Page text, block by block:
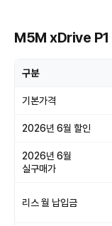
M5M xDrive P1
구분
기본가격
2026년 6월 할인
2026년 6월
실구매가
리스 월 납입금